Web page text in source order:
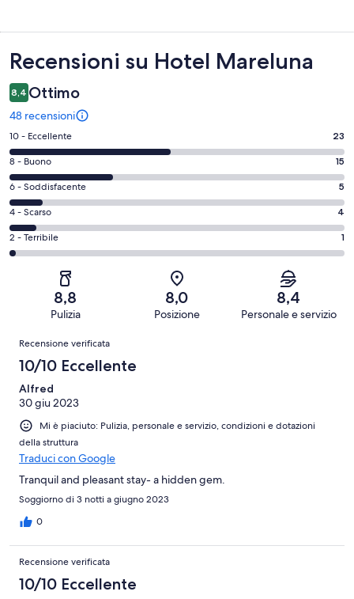
Recensioni
Recensioni su Hotel Mareluna
8,4 Ottimo
48 recensioni
Valutazione
di
10
-
Eccellente.
23
su
48
recensioni
10 - Eccellente 23
Valutazione
di
8
-
Buono.
15
recensioni
8 - Buono 15
Valutazione
di
6
-
Soddisfacente.
recensioni
6 - Soddisfacente 5
Valutazione
di
4
recensioni
4 - Scarso 4
Valutazione
di
Terribile.
su
recensioni
2 - Terribile 1
8,8
Pulizia
8,0
Posizione
8,4
Personale e servizio
Recensioni
Recensione verificata
10/10 Eccellente
Alfred
30 giu 2023
Mi è piaciuto: Pulizia, personale e servizio, condizioni e dotazioni
della struttura
Traduci con Google
Tranquil and pleasant stay- a hidden gem.
Soggiorno di 3 notti a giugno 2023
0
Recensione verificata
10/10 Eccellente